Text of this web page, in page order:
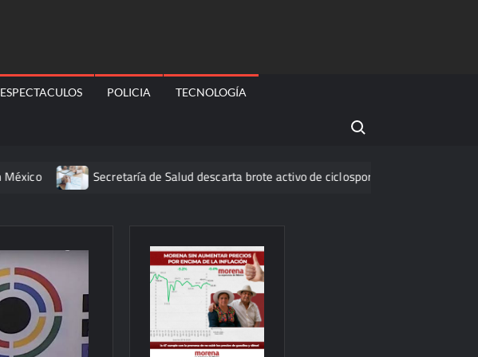
ESPECTACULOS POLICIA TECNOLOGÍA
Search for:
Secretaría de Salud descarta brote activo de ciclosporiasis en México y pide